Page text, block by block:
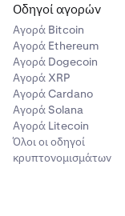
Οδηγοί αγορών
Αγορά Bitcoin
Αγορά Ethereum
Αγορά Dogecoin
Αγορά XRP
Αγορά Cardano
Αγορά Solana
Αγορά Litecoin
Όλοι οι οδηγοί
κρυπτονομισμάτων